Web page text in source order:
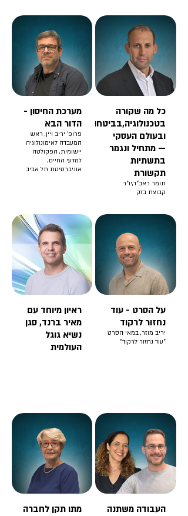
כל מה שקורה
בטכנולוגיה,בביטחון
ובעולם העסקי
— מתחיל ונגמר
בתשתיות
תקשורת
תומר ראב״ד,יו״ר
קבוצת בזק
מערכת החיסון -
הדור הבא
פרופ' יריב ויין, ראש
המעבדה לאימונולוגיה
יישומית, הפקולטה
למדעי החיים,
אוניברסיטת תל אביב
על הסרט - עוד
נחזור לרקוד
יריב מוזר, במאי הסרט
"עוד נחזור לרקוד"
ראיון מיוחד עם
מאיר ברנד, סגן
נשיא גוגל
העולמית
העבודה משתנה
מתו תקן לחברה